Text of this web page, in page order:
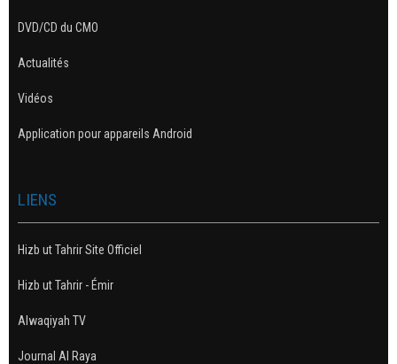
DVD/CD du CMO
Actualités
Vidéos
Application pour appareils Android
LIENS
Hizb ut Tahrir Site Officiel
Hizb ut Tahrir - Émir
Alwaqiyah TV
Journal Al Raya